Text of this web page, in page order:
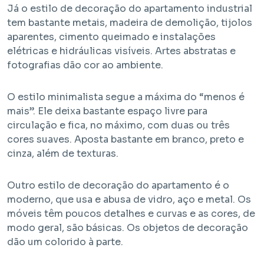
Já o estilo de decoração do apartamento industrial
tem bastante metais, madeira de demolição, tijolos
aparentes, cimento queimado e instalações
elétricas e hidráulicas visíveis. Artes abstratas e
fotografias dão cor ao ambiente.
O estilo minimalista segue a máxima do “menos é
mais”. Ele deixa bastante espaço livre para
circulação e fica, no máximo, com duas ou três
cores suaves. Aposta bastante em branco, preto e
cinza, além de texturas.
Outro estilo de decoração do apartamento é o
moderno, que usa e abusa de vidro, aço e metal. Os
móveis têm poucos detalhes e curvas e as cores, de
modo geral, são básicas. Os objetos de decoração
dão um colorido à parte.